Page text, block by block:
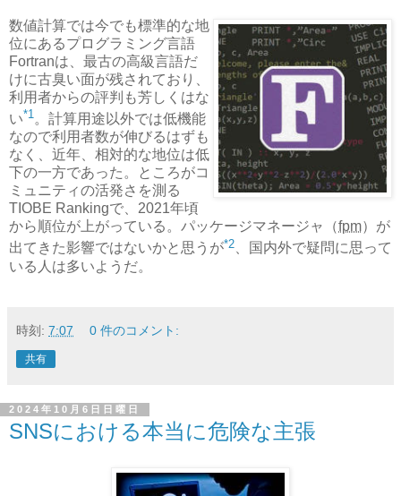
数値計算では今でも標準的な地
位にあるプログラミング言語
Fortranは、最古の高級言語だ
けに古臭い面が残されており、
利用者からの評判も芳しくはな
い*1。計算用途以外では低機能
なので利用者数が伸びるはずも
なく、近年、相対的な地位は低
下の一方であった。ところがコ
ミュニティの活発さを測る
TIOBE Rankingで、2021年頃
から順位が上がっている。パッケージマネージャ（fpm）が
出てきた影響ではないかと思うが*2、国内外で疑問に思って
いる人は多いようだ。
時刻: 7:07 0 件のコメント:
共有
2024年10月6日日曜日
SNSにおける本当に危険な主張